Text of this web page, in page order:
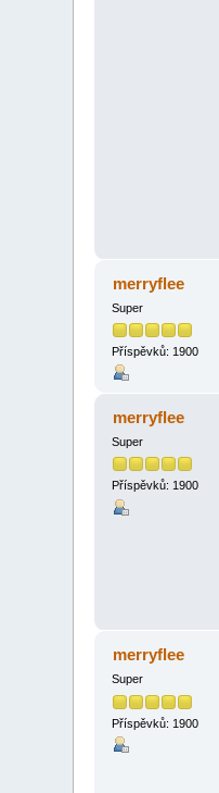
merryflee
Super
Příspěvků: 1900
merryflee
Super
Příspěvků: 1900
merryflee
Super
Příspěvků: 1900